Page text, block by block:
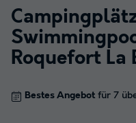
Roquefort La
Bestes Angebot für 7